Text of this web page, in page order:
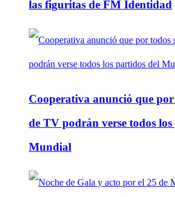
las figuritas de FM Identidad
Cooperativa anunció que por
de TV podrán verse todos
Mundial